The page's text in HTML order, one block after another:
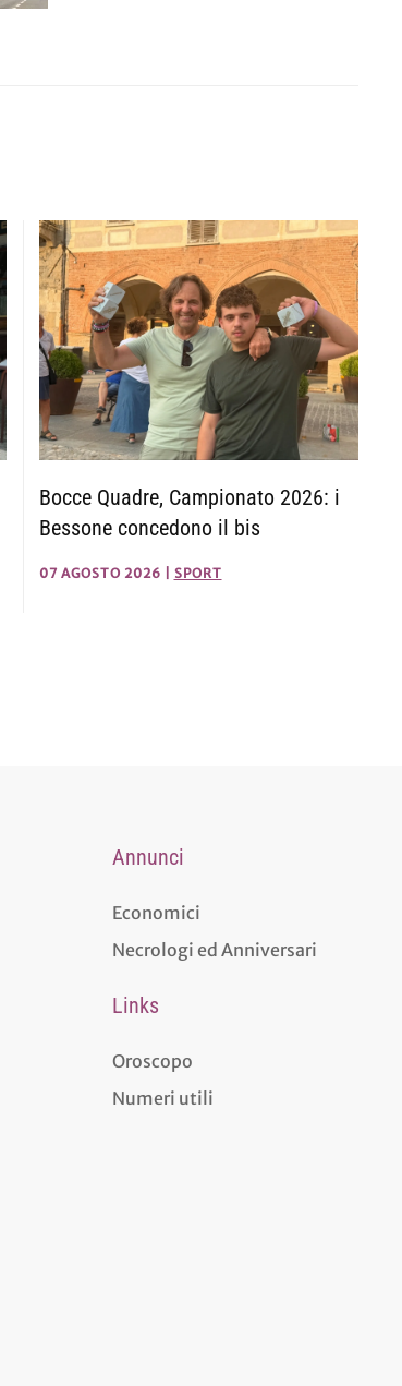
Bocce Quadre, Campionato 2026: i
Bessone concedono il bis
07 AGOSTO 2026 SPORT
Annunci
Economici
Necrologi ed Anniversari
Links
Oroscopo
Numeri utili